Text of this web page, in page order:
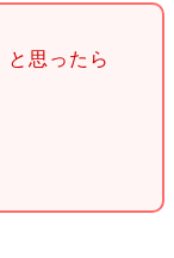
と思ったら